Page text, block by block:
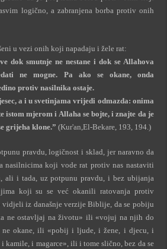
logično, a zabranjena borba protiv onih
u vezi onih koji napadaju i žele rat:
dok smutnje ne nestane i dok se Allahova
ne mogne. Pa ako se okane, onda
protiv nasilnika ostaje.
a i u svetinjama vrijedi odmazda: onima
istom mjerom i Allaha se bojte, i znajte da je
grijeha klone.”(Kur'an,El-Bekare, 193, 194.)
pravdu, logičnost i sklad, jer naravno da
nasilnicima koji vode rat protiv nas nastaviti
ali i tada, uz potpunu pravdu, i bez ubijanja
koji su se već okanili ratovanja protiv
vidjeli iz današnje verzije Biblije, da se pobiju
ne ostavljaj na životu» ili «vojuj na njih do
ne okane, ili «pobij i ljude, i žene, i djecu, i
kamile, i magarce», ili i tome slično, bez da se